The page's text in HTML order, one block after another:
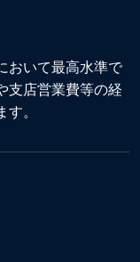
おいて最高水準で
支店営業費等の経
。